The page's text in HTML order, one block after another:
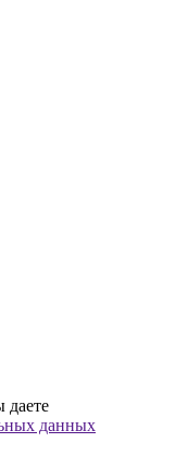
даете
данных